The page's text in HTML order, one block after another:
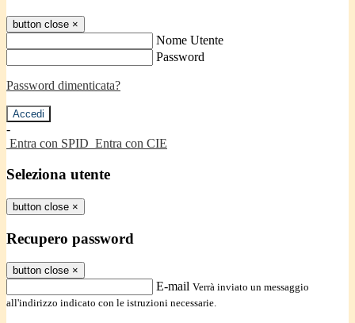
button close ×
Nome Utente
Password
Password dimenticata?
-
Entra con SPID Entra con CIE
Seleziona utente
button close ×
Recupero password
button close ×
E-mail Verrà inviato un messaggio
all'indirizzo indicato con le istruzioni necessarie.